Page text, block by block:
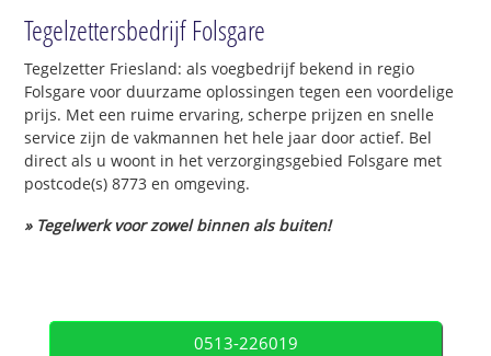
Tegelzettersbedrijf Folsgare
Tegelzetter Friesland: als voegbedrijf bekend in regio
Folsgare voor duurzame oplossingen tegen een voordelige
prijs. Met een ruime ervaring, scherpe prijzen en snelle
service zijn de vakmannen het hele jaar door actief. Bel
direct als u woont in het verzorgingsgebied Folsgare met
postcode(s) 8773 en omgeving.
» Tegelwerk voor zowel binnen als buiten!
0513-226019